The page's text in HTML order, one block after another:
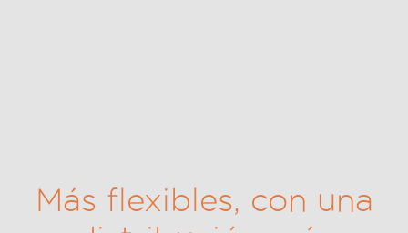
Más flexibles, con una